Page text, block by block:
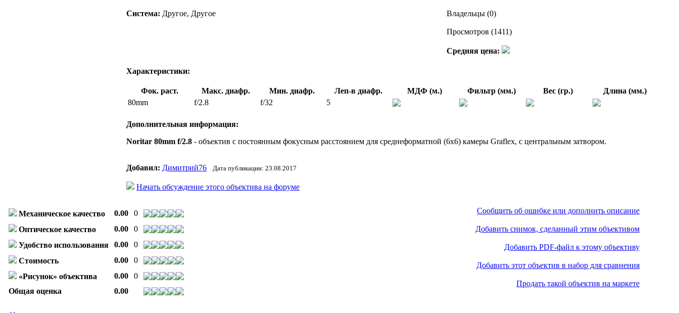
Система: Другое, Другое Владельцы (0)
Просмотров (1411)
Средняя цена:
Характеристики:
Фок. раст. Макс. диафр. Мин. диафр. Леп-в диафр. МДФ (м.) Фильтр (мм.) Вес (гр.)
Длина (мм.)
80mm
f/2.8 f/32 5
Дополнительная информация:
Noritar 80mm f/2.8 - объектив с постоянным фокусным расстоянием для среднеформатной (6х6) камеры Graflex, с центральным затвором.
Добавил: Димитрий76 Дата публикации: 23.08.2017
Начать обсуждение этого объектива на форуме
Механическое качество 0.00
0
Оптическое качество
0.00
0
Удобство использования
0.00
0
Стоимость
0.00
0
«Рисунок» объектива
0.00
0
Общая оценка
0.00
Сообщить об ошибке или дополнить описание
Добавить снимок, сделанный этим объективом
Добавить PDF-файл к этому объективу
Добавить этот объектив в набор для сравнения
Продать такой объектив на маркете